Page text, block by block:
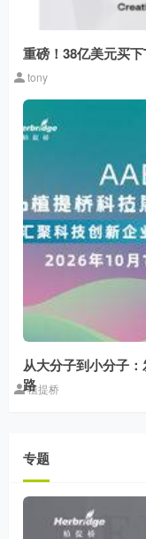
重磅！38亿美元买
tony
从大分子到小分子
路
植提桥
专题